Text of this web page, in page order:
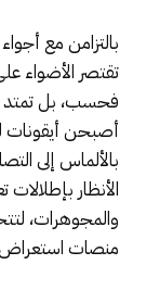
تقتصر الأضواء
فحسب، بل تمتد
أصبحن أيقونات
بالألماس إلى
الأنظار
والمجوهرات،
منصات